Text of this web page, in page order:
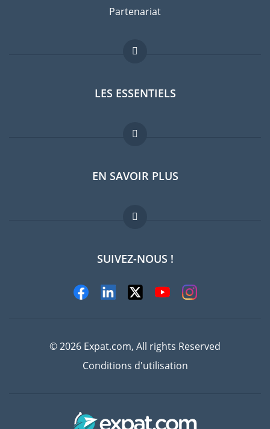
Partenariat
LES ESSENTIELS
Forum expatriés
Guides pays
Offres d'emploi
EN SAVOIR PLUS
FAQ
Experts
SUIVEZ-NOUS !
© 2026 Expat.com, All rights Reserved
Conditions d'utilisation